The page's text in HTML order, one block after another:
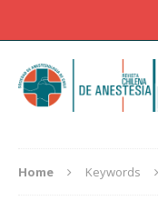
Home Keywords